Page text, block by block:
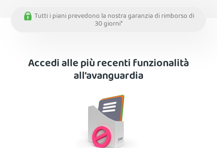
Tutti i piani prevedono la nostra garanzia di rimborso di
30 giorni*
Accedi alle più recenti funzionalità
all'avanguardia